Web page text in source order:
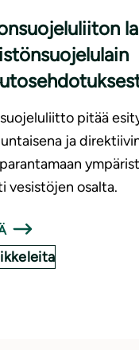
pitää
ja
vesistöjen osalta.